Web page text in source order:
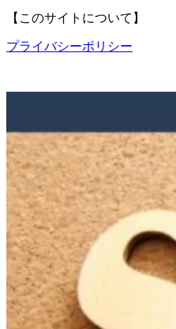
【このサイトについて】
プライバシーポリシー